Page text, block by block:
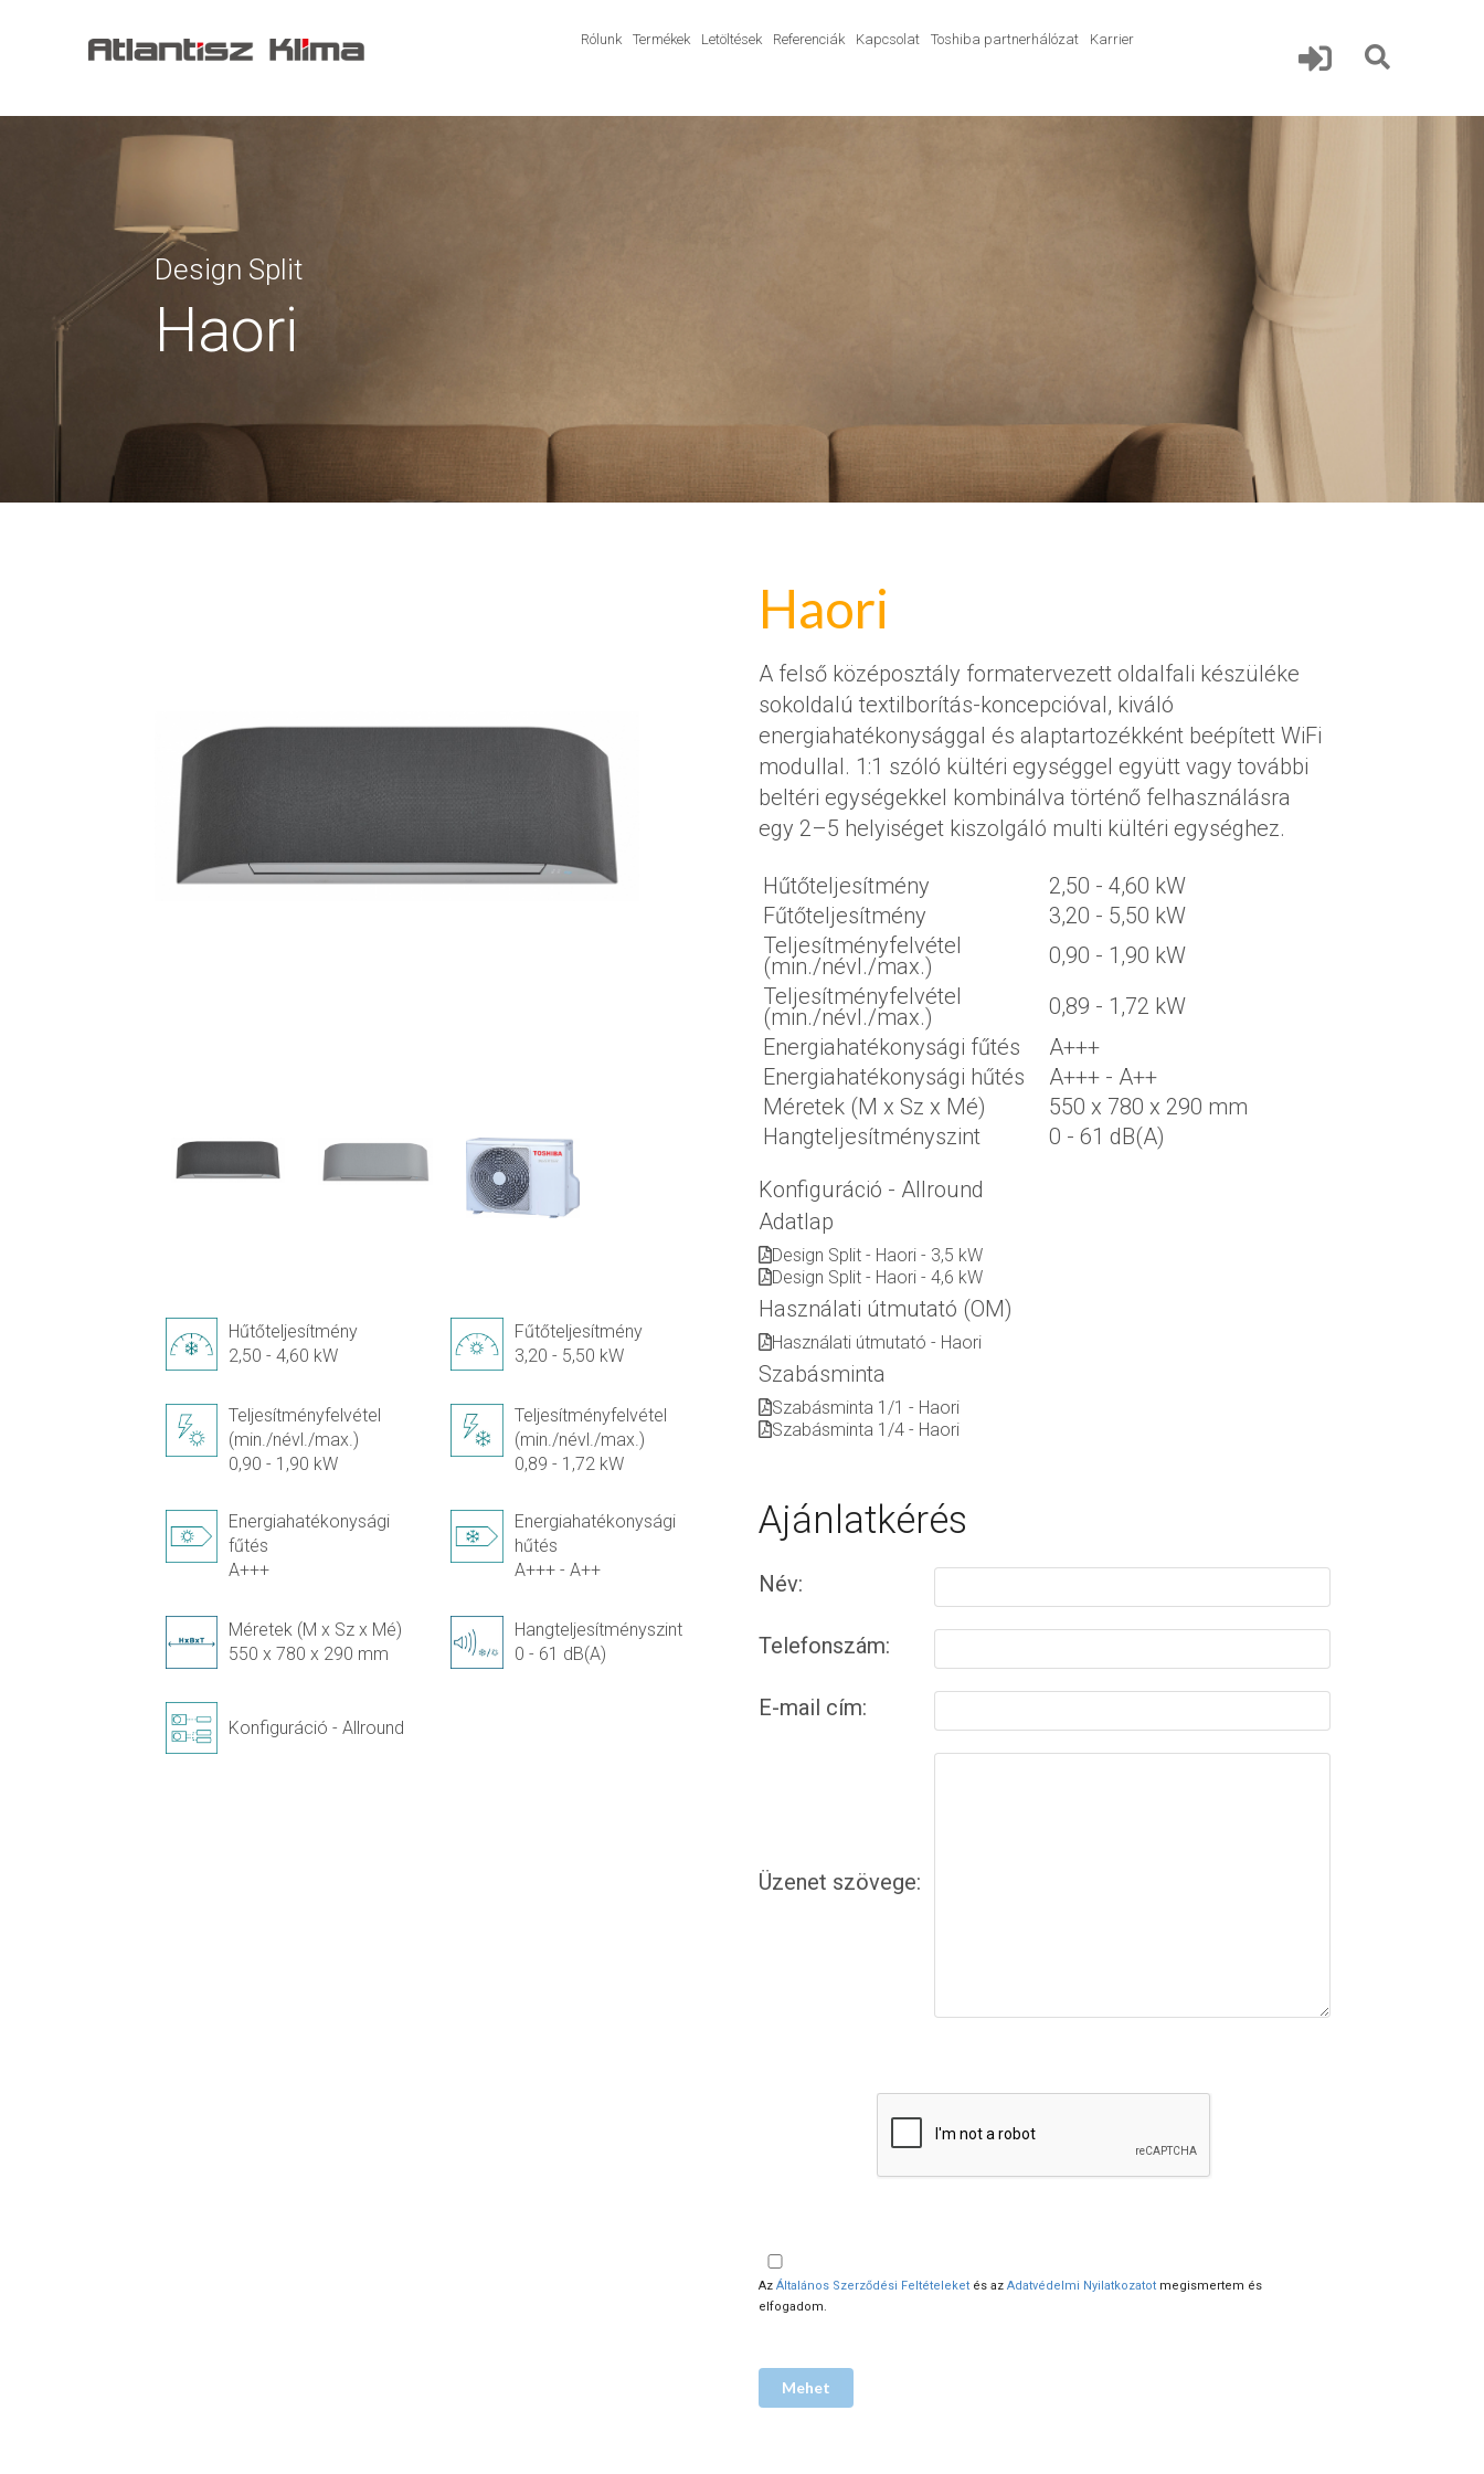
Rólunk Termékek Letöltések Referenciák Kapcsolat Toshiba partnerhálózat Karrier
Design Split
Haori
Hűtőteljesítmény
2,50 - 4,60 kW
Fűtőteljesítmény
3,20 - 5,50 kW
Teljesítményfelvétel
(min./névl./max.)
0,90 - 1,90 kW
Teljesítményfelvétel
(min./névl./max.)
0,89 - 1,72 kW
Energiahatékonysági
fűtés
A+++
Energiahatékonysági
hűtés
A+++ - A++
Méretek (M x Sz x Mé)
550 x 780 x 290 mm
Hangteljesítményszint
0 - 61 dB(A)
Konfiguráció - Allround
Haori
A felső középosztály formatervezett oldalfali készüléke
sokoldalú textilborítás-koncepcióval, kiváló
energiahatékonysággal és alaptartozékként beépített WiFi
modullal. 1:1 szóló kültéri egységgel együtt vagy további
beltéri egységekkel kombinálva történő felhasználásra
egy 2–5 helyiséget kiszolgáló multi kültéri egységhez.
Hűtőteljesítmény
2,50 - 4,60 kW
Fűtőteljesítmény
3,20 - 5,50 kW
Teljesítményfelvétel
(min./névl./max.)
0,90 - 1,90 kW
Teljesítményfelvétel
(min./névl./max.)
0,89 - 1,72 kW
Energiahatékonysági fűtés
A+++
Energiahatékonysági hűtés
A+++ - A++
Méretek (M x Sz x Mé)
550 x 780 x 290 mm
Hangteljesítményszint
0 - 61 dB(A)
Konfiguráció - Allround
Adatlap
Design Split - Haori - 3,5 kW
Design Split - Haori - 4,6 kW
Használati útmutató (OM)
Használati útmutató - Haori
Szabásminta
Szabásminta 1/1 - Haori
Szabásminta 1/4 - Haori
Ajánlatkérés
Név:
Telefonszám:
E-mail cím:
Üzenet szövege:
Az Általános Szerződési Feltételeket és az Adatvédelmi Nyilatkozatot megismertem és
elfogadom.